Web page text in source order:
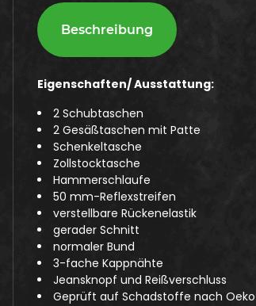
Beschreibung
Eigenschaften/ Ausstattung:
2 Schubtaschen
2 Gesäßtaschen mit Patte
Schenkeltasche
Zollstocktasche
Hammerschlaufe
50 mm-Reflexstreifen
verstellbare Rückenelastik
gerader Schnitt
normaler Bund
3-fache Kappnähte
Jeansknopf und Reißverschluss
Geprüft auf Schadstoffe nach